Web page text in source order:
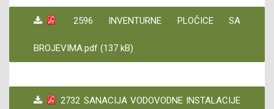
2596 INVENTURNE PLOČICE SA
BROJEVIMA.pdf (137 kB)
2732 SANACIJA VODOVODNE INSTALACIJE